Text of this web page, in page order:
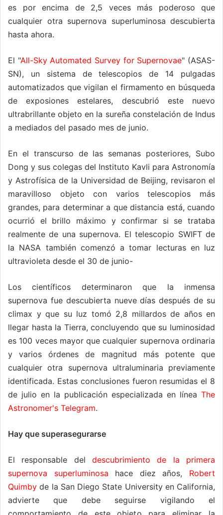
es por encima de 2,5 veces más poderoso que
cualquier otra supernova superluminosa descubierta
hasta ahora.
El "All-Sky Automated Survey for Supernovae" (ASAS-
SN), un sistema de telescopios de 14 pulgadas
automatizados que vigilan el firmamento en búsqueda
de exposiones estelares, descubrió este nuevo
ultrabrillante objeto en la sureña constelación de Indus
a mediados del pasado mes de junio.
En el transcurso de las semanas posteriores, Subo
Dong y sus colegas del Instituto Kavli para Astronomía
y Astrofísica de la Universidad de Beijing, revisaron el
maravilloso objeto con varios telescopios más
grandes, para determinar a que distancia está, cuando
ocurrió el brillo máximo y confirmar si se trataba
realmente de una supernova. El telescopio SWIFT de
la NASA también comenzó a tomar lecturas en luz
ultravioleta desde el 30 de junio-
Los científicos determinaron que la inmensa
supernova fue descubierta nueve días después de su
climax y que su luz tomó 2,8 millardos de años en
llegar hasta la Tierra, concluyendo que su luminosidad
es 100 veces mayor que cualquier supernova ordinaria
y varios órdenes de magnitud más potente que
cualquier otra supernova ultraluminaria previamente
identificada. Estas conclusiones fueron resumidas el 8
de julio en la publicación especializada en línea The
Astronomer's Telegram.
Hay que superasegurarse
El responsable del descubrimiento de la primera
supernova superluminosa hace diez años, Robert
Quimby de la San Diego State University en California,
advierte que debe seguirse vigilando el